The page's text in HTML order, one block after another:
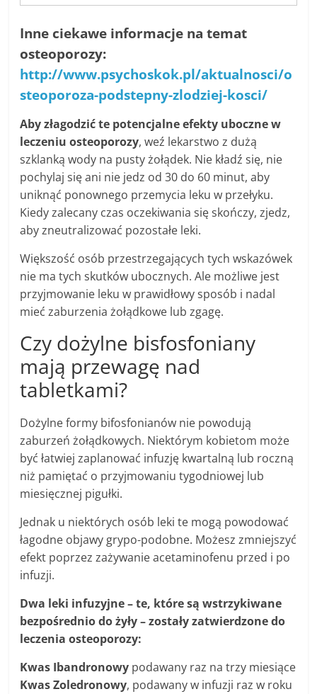
Inne ciekawe informacje na temat
osteoporozy:
http://www.psychoskok.pl/aktualnosci/o
steoporoza-podstepny-zlodziej-kosci/
Aby złagodzić te potencjalne efekty uboczne w
leczeniu osteoporozy, weź lekarstwo z dużą
szklanką wody na pusty żołądek. Nie kładź się, nie
pochylaj się ani nie jedz od 30 do 60 minut, aby
uniknąć ponownego przemycia leku w przełyku.
Kiedy zalecany czas oczekiwania się skończy, zjedz,
aby zneutralizować pozostałe leki.
Większość osób przestrzegających tych wskazówek
nie ma tych skutków ubocznych. Ale możliwe jest
przyjmowanie leku w prawidłowy sposób i nadal
mieć zaburzenia żołądkowe lub zgagę.
Czy dożylne bisfosfoniany
mają przewagę nad
tabletkami?
Dożylne formy bifosfonianów nie powodują
zaburzeń żołądkowych. Niektórym kobietom może
być łatwiej zaplanować infuzję kwartalną lub roczną
niż pamiętać o przyjmowaniu tygodniowej lub
miesięcznej pigułki.
Jednak u niektórych osób leki te mogą powodować
łagodne objawy grypo-podobne. Możesz zmniejszyć
efekt poprzez zażywanie acetaminofenu przed i po
infuzji.
Dwa leki infuzyjne – te, które są wstrzykiwane
bezpośrednio do żyły – zostały zatwierdzone do
leczenia osteoporozy:
Kwas Ibandronowy podawany raz na trzy miesiące
Kwas Zoledronowy, podawany w infuzji raz w roku